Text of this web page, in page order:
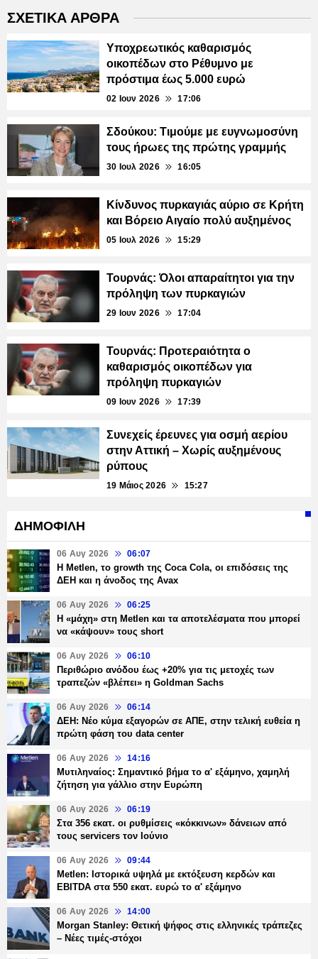
ΣΧΕΤΙΚΑ ΑΡΘΡΑ
Υποχρεωτικός καθαρισμός
οικοπέδων στο Ρέθυμνο με
πρόστιμα έως 5.000 ευρώ
02 Ιουν 2026 17:06
Σδούκου: Τιμούμε με ευγνωμοσύνη
τους ήρωες της πρώτης γραμμής
30 Ιουλ 2026 16:05
Κίνδυνος πυρκαγιάς αύριο σε Κρήτη
και Βόρειο Αιγαίο πολύ αυξημένος
05 Ιουλ 2026 15:29
Τουρνάς: Όλοι απαραίτητοι για την
πρόληψη των πυρκαγιών
29 Ιουν 2026 17:04
Τουρνάς: Προτεραιότητα ο
καθαρισμός οικοπέδων για
πρόληψη πυρκαγιών
09 Ιουν 2026 17:39
Συνεχείς έρευνες για οσμή αερίου
στην Αττική – Χωρίς αυξημένους
ρύπους
19 Μάιος 2026 15:27
ΔΗΜΟΦΙΛΗ
06 Αυγ 2026 06:07
H Metlen, το growth της Coca Cola, οι επιδόσεις της
ΔΕΗ και η άνοδος της Avax
06 Αυγ 2026 06:25
H «μάχη» στη Metlen και τα αποτελέσματα που μπορεί
να «κάψουν» τους short
06 Αυγ 2026 06:10
Περιθώριο ανόδου έως +20% για τις μετοχές των
τραπεζών «βλέπει» η Goldman Sachs
06 Αυγ 2026 06:14
ΔΕΗ: Νέο κύμα εξαγορών σε ΑΠΕ, στην τελική ευθεία η
πρώτη φάση του data center
06 Αυγ 2026 14:16
Μυτιληναίος: Σημαντικό βήμα το α' εξάμηνο, χαμηλή
ζήτηση για γάλλιο στην Ευρώπη
06 Αυγ 2026 06:19
Στα 356 εκατ. οι ρυθμίσεις «κόκκινων» δάνειων από
τους servicers τον Ιούνιο
06 Αυγ 2026 09:44
Metlen: Ιστορικά υψηλά με εκτόξευση κερδών και
EBITDA στα 550 εκατ. ευρώ το α' εξάμηνο
06 Αυγ 2026 14:00
Morgan Stanley: Θετική ψήφος στις ελληνικές τράπεζες
– Νέες τιμές-στόχοι